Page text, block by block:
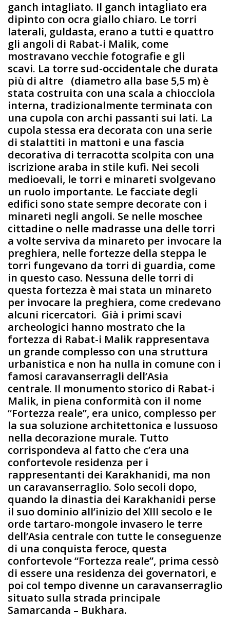
ganch intagliato. Il ganch intagliato era
dipinto con ocra giallo chiaro. Le torri
laterali, guldasta, erano a tutti e quattro
gli angoli di Rabat-i Malik, come
mostravano vecchie fotografie e gli
scavi. La torre sud-occidentale che durata
più di altre (diametro alla base 5,5 m) è
stata costruita con una scala a chiocciola
interna, tradizionalmente terminata con
una cupola con archi passanti sui lati. La
cupola stessa era decorata con una serie
di stalattiti in mattoni e una fascia
decorativa di terracotta scolpita con una
iscrizione araba in stile kufi. Nei secoli
medioevali, le torri e minareti svolgevano
un ruolo importante. Le facciate degli
edifici sono state sempre decorate con i
minareti negli angoli. Se nelle moschee
cittadine o nelle madrasse una delle torri
a volte serviva da minareto per invocare la
preghiera, nelle fortezze della steppa le
torri fungevano da torri di guardia, come
in questo caso. Nessuna delle torri di
questa fortezza è mai stata un minareto
per invocare la preghiera, come credevano
alcuni ricercatori. Già i primi scavi
archeologici hanno mostrato che la
fortezza di Rabat-i Malik rappresentava
un grande complesso con una struttura
urbanistica e non ha nulla in comune con i
famosi caravanserragli dell’Asia
centrale. Il monumento storico di Rabat-i
Malik, in piena conformità con il nome
“Fortezza reale”, era unico, complesso per
la sua soluzione architettonica e lussuoso
nella decorazione murale. Tutto
corrispondeva al fatto che c’era una
confortevole residenza per i
rappresentanti dei Karakhanidi, ma non
un caravanserraglio. Solo secoli dopo,
quando la dinastia dei Karakhanidi perse
il suo dominio all’inizio del XIII secolo e le
orde tartaro-mongole invasero le terre
dell’Asia centrale con tutte le conseguenze
di una conquista feroce, questa
confortevole “Fortezza reale”, prima cessò
di essere una residenza dei governatori, e
poi col tempo divenne un caravanserraglio
situato sulla strada principale
Samarcanda – Bukhara.